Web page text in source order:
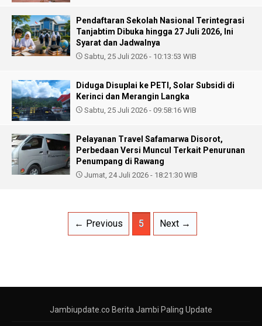
Pendaftaran Sekolah Nasional Terintegrasi
Tanjabtim Dibuka hingga 27 Juli 2026, Ini
Syarat dan Jadwalnya
Sabtu, 25 Juli 2026 - 10:13:53 WIB
Diduga Disuplai ke PETI, Solar Subsidi di
Kerinci dan Merangin Langka
Sabtu, 25 Juli 2026 - 09:58:16 WIB
Pelayanan Travel Safamarwa Disorot,
Perbedaan Versi Muncul Terkait Penurunan
Penumpang di Rawang
Jumat, 24 Juli 2026 - 18:21:30 WIB
← Previous 5 Next →
Jambiupdate.co Berita Jambi Paling Update